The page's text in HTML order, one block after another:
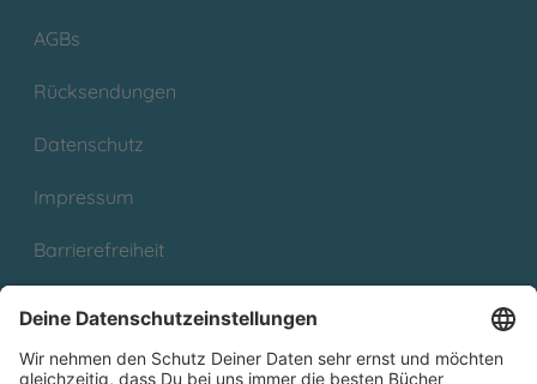
AGBs
Rücksendungen
Datenschutz
Impressum
Barrierefreiheit
Partnerprogramm (Affiliate)